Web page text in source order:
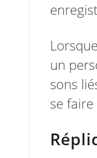
un
sons
se